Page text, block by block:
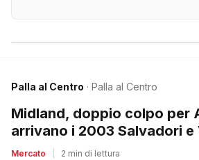
Palla al Centro · Palla al Centro
Midland, doppio colpo per
arrivano i 2003 Salvadori e
Mercato 2 min di lettura